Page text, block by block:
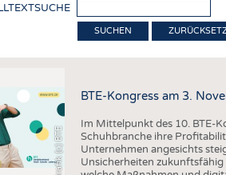
Grafik (c) BTE
BTE-Kongress am 3.
Im Mittelpunkt des 10. BTE-
Schuhbranche ihre
Unternehmen angesichts
Unsicherheiten zukunftsfähig